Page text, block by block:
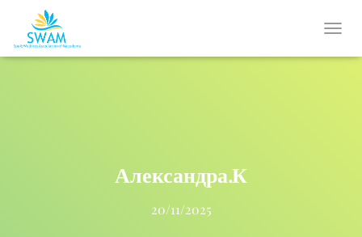
O
Александра.К
20/11/2025